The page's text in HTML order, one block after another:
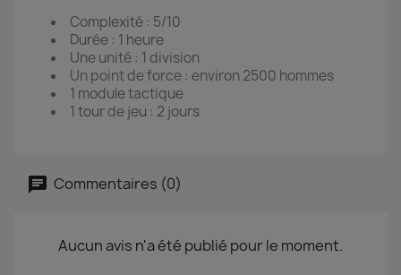
Complexité : 5/10
Durée : 1 heure
Une unité : 1 division
Un point de force : environ 2500 hommes
1 module tactique
1 tour de jeu : 2 jours
Commentaires (0)
Aucun avis n'a été publié pour le moment.